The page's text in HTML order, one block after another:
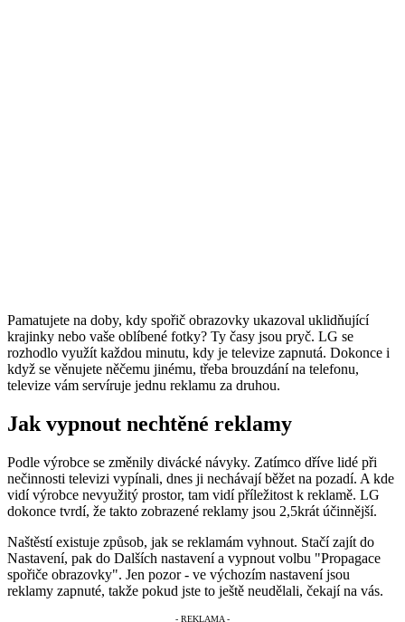
Pamatujete na doby, kdy spořič obrazovky ukazoval uklidňující
krajinky nebo vaše oblíbené fotky? Ty časy jsou pryč. LG se
rozhodlo využít každou minutu, kdy je televize zapnutá. Dokonce i
když se věnujete něčemu jinému, třeba brouzdání na telefonu,
televize vám servíruje jednu reklamu za druhou.
Jak vypnout nechtěné reklamy
Podle výrobce se změnily divácké návyky. Zatímco dříve lidé při
nečinnosti televizi vypínali, dnes ji nechávají běžet na pozadí. A kde
vidí výrobce nevyužitý prostor, tam vidí příležitost k reklamě. LG
dokonce tvrdí, že takto zobrazené reklamy jsou 2,5krát účinnější.
Naštěstí existuje způsob, jak se reklamám vyhnout. Stačí zajít do
Nastavení, pak do Dalších nastavení a vypnout volbu "Propagace
spořiče obrazovky". Jen pozor - ve výchozím nastavení jsou
reklamy zapnuté, takže pokud jste to ještě neudělali, čekají na vás.